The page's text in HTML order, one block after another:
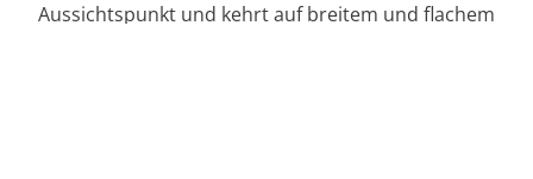
Aussichtspunkt und kehrt auf breitem und flachem